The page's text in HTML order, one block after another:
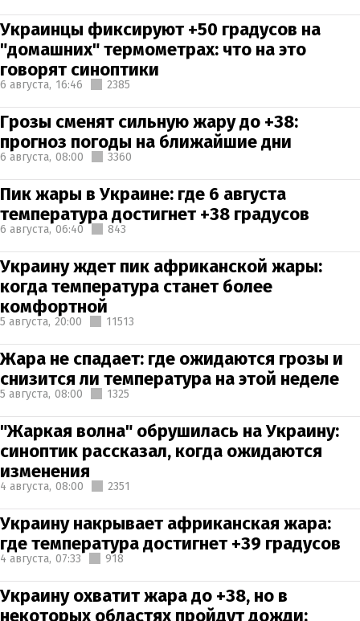
Украинцы фиксируют +50 градусов на
"домашних" термометрах: что на это
говорят синоптики
6 августа, 16:46 2385
Грозы сменят сильную жару до +38:
прогноз погоды на ближайшие дни
6 августа, 08:00 3360
Пик жары в Украине: где 6 августа
температура достигнет +38 градусов
6 августа, 06:40 843
Украину ждет пик африканской жары:
когда температура станет более
комфортной
5 августа, 20:00 11513
Жара не спадает: где ожидаются грозы и
снизится ли температура на этой неделе
5 августа, 08:00 1325
"Жаркая волна" обрушилась на Украину:
синоптик рассказал, когда ожидаются
изменения
4 августа, 08:00 2351
Украину накрывает африканская жара:
где температура достигнет +39 градусов
4 августа, 07:33 918
Украину охватит жара до +38, но в
некоторых областях пройдут дожди: